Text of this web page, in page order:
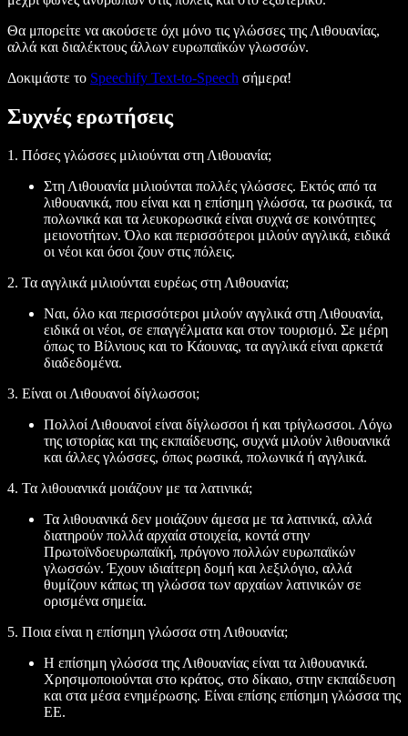
Θα μπορείτε να ακούσετε όχι μόνο τις γλώσσες της Λιθουανίας,
αλλά και διαλέκτους άλλων ευρωπαϊκών γλωσσών.
Δοκιμάστε το Speechify Text-to-Speech σήμερα!
Συχνές ερωτήσεις
1. Πόσες γλώσσες μιλιούνται στη Λιθουανία;
Στη Λιθουανία μιλιούνται πολλές γλώσσες. Εκτός από τα
λιθουανικά, που είναι και η επίσημη γλώσσα, τα ρωσικά, τα
πολωνικά και τα λευκορωσικά είναι συχνά σε κοινότητες
μειονοτήτων. Όλο και περισσότεροι μιλούν αγγλικά, ειδικά
οι νέοι και όσοι ζουν στις πόλεις.
2. Τα αγγλικά μιλιούνται ευρέως στη Λιθουανία;
Ναι, όλο και περισσότεροι μιλούν αγγλικά στη Λιθουανία,
ειδικά οι νέοι, σε επαγγέλματα και στον τουρισμό. Σε μέρη
όπως το Βίλνιους και το Κάουνας, τα αγγλικά είναι αρκετά
διαδεδομένα.
3. Είναι οι Λιθουανοί δίγλωσσοι;
Πολλοί Λιθουανοί είναι δίγλωσσοι ή και τρίγλωσσοι. Λόγω
της ιστορίας και της εκπαίδευσης, συχνά μιλούν λιθουανικά
και άλλες γλώσσες, όπως ρωσικά, πολωνικά ή αγγλικά.
4. Τα λιθουανικά μοιάζουν με τα λατινικά;
Τα λιθουανικά δεν μοιάζουν άμεσα με τα λατινικά, αλλά
διατηρούν πολλά αρχαία στοιχεία, κοντά στην
Πρωτοϊνδοευρωπαϊκή, πρόγονο πολλών ευρωπαϊκών
γλωσσών. Έχουν ιδιαίτερη δομή και λεξιλόγιο, αλλά
θυμίζουν κάπως τη γλώσσα των αρχαίων λατινικών σε
ορισμένα σημεία.
5. Ποια είναι η επίσημη γλώσσα στη Λιθουανία;
Η επίσημη γλώσσα της Λιθουανίας είναι τα λιθουανικά.
Χρησιμοποιούνται στο κράτος, στο δίκαιο, στην εκπαίδευση
και στα μέσα ενημέρωσης. Είναι επίσης επίσημη γλώσσα της
ΕΕ.